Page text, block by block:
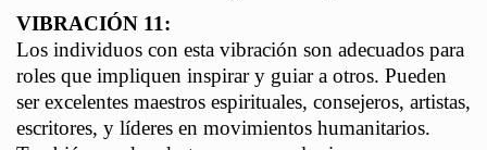
VIBRACIÓN 11:
Los individuos con esta vibración son adecuados para
roles que impliquen inspirar y guiar a otros. Pueden
ser excelentes maestros espirituales, consejeros, artistas,
escritores, y líderes en movimientos humanitarios.